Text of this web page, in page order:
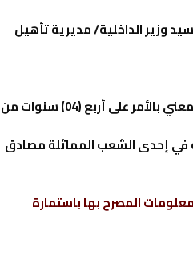
وزير الداخلية/ مديرية تأهيل
- نسخة مشهود على مطابقتها للأصل من قرار التسمية تثبت توفر المعني بالأمر على أربع (04) سنوات من
في إحدى الشعب المماثلة مصادق
المصرح بها باستمارة